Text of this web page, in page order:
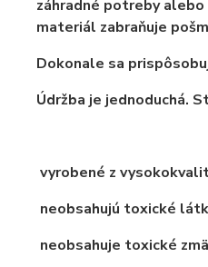
záhradné potreby
materiál zabraňuje
Dokonale sa
Údržba je jednoduchá.
vyrobené z
neobsahujú toxické
neobsahuje toxické